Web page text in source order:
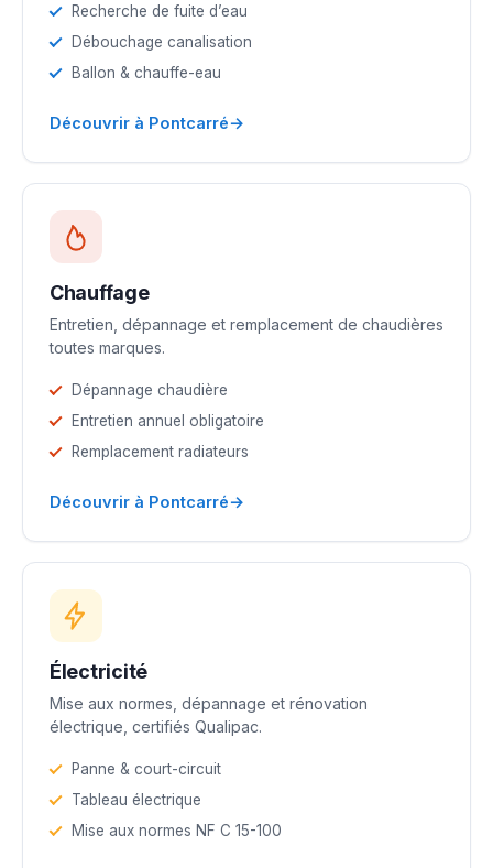
Recherche de fuite d’eau
Débouchage canalisation
Ballon & chauffe-eau
Découvrir à Pontcarré→
Chauffage
Entretien, dépannage et remplacement de chaudières
toutes marques.
Dépannage chaudière
Entretien annuel obligatoire
Remplacement radiateurs
Découvrir à Pontcarré→
Électricité
Mise aux normes, dépannage et rénovation
électrique, certifiés Qualipac.
Panne & court-circuit
Tableau électrique
Mise aux normes NF C 15-100